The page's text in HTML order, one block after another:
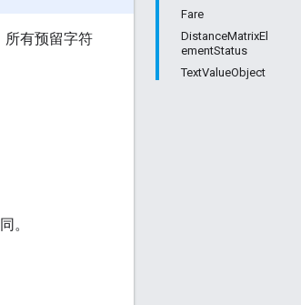
Fare
DistanceMatrixEl
ementStatus
TextValueObject
所有预留字符
。